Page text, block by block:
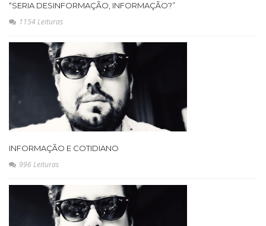
“SERIA DESINFORMAÇÃO, INFORMAÇÃO?”
1154 Leituras
INFORMAÇÃO E COTIDIANO
996 Leituras